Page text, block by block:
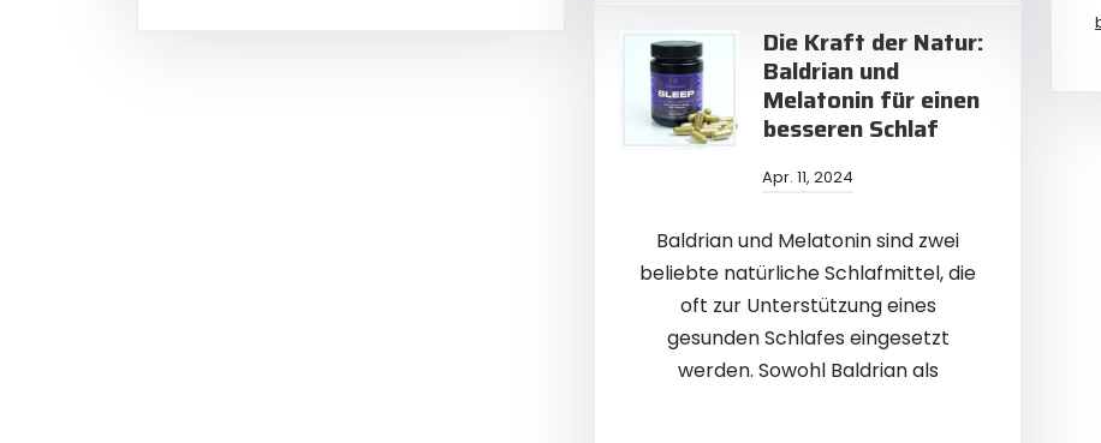
Die Kraft der Natur:
Baldrian und
Melatonin für einen
besseren Schlaf
Apr. 11, 2024
Baldrian und Melatonin sind zwei
beliebte natürliche Schlafmittel, die
oft zur Unterstützung eines
gesunden Schlafes eingesetzt
werden. Sowohl Baldrian als